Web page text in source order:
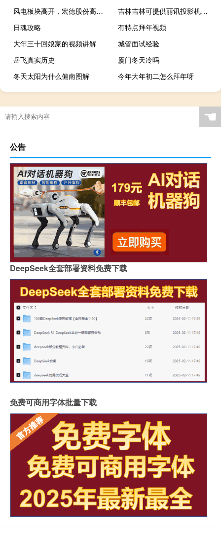
风电板块高开，宏德股份高开超9% 具体是什么情况呢
吉林吉林可提供丽讯投影机维修服务地址在哪
日魂攻略
有特点拜年视频
大年三十回娘家的视频讲解
城管面试经验
岳飞真实历史
厦门冬天冷吗
冬天太阳为什么偏南图解
今年大年初二怎么拜年呀
☚
公告
DeepSeek全套部署资料免费下载
免费可商用字体批量下载